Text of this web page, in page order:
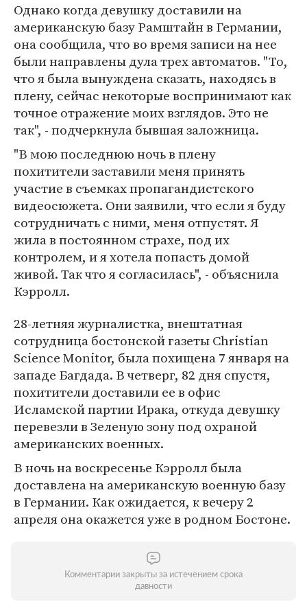
Однако когда девушку доставили на
американскую базу Рамштайн в Германии,
она сообщила, что во время записи на нее
были направлены дула трех автоматов. "То,
что я была вынуждена сказать, находясь в
плену, сейчас некоторые воспринимают как
точное отражение моих взглядов. Это не
так", - подчеркнула бывшая заложница.
"В мою последнюю ночь в плену
похитители заставили меня принять
участие в съемках пропагандистского
видеосюжета. Они заявили, что если я буду
сотрудничать с ними, меня отпустят. Я
жила в постоянном страхе, под их
контролем, и я хотела попасть домой
живой. Так что я согласилась", - объяснила
Кэрролл.
28-летняя журналистка, внештатная
сотрудница бостонской газеты Christian
Science Monitor, была похищена 7 января на
западе Багдада. В четверг, 82 дня спустя,
похитители доставили ее в офис
Исламской партии Ирака, откуда девушку
перевезли в Зеленую зону под охраной
американских военных.
В ночь на воскресенье Кэрролл была
доставлена на американскую военную базу
в Германии. Как ожидается, к вечеру 2
апреля она окажется уже в родном Бостоне.
Комментарии закрыты за истечением срока
давности